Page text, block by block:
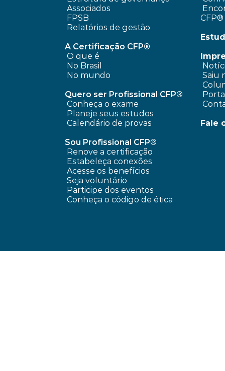
Associados
FPSB
Relatórios de gestão
A Certificação CFP®
O que é
No Brasil
No mundo
Quero ser Profissional CFP®
Conheça o exame
Planeje seus estudos
Calendário de provas
Sou Profissional CFP®
Renove a certificação
Estabeleça conexões
Acesse os benefícios
Seja voluntário
Participe dos eventos
Conheça o código de ética
CFP®
Saiu
Fale